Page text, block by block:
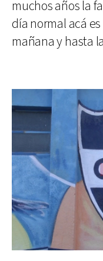
muchos años la
día normal acá
mañana y hasta